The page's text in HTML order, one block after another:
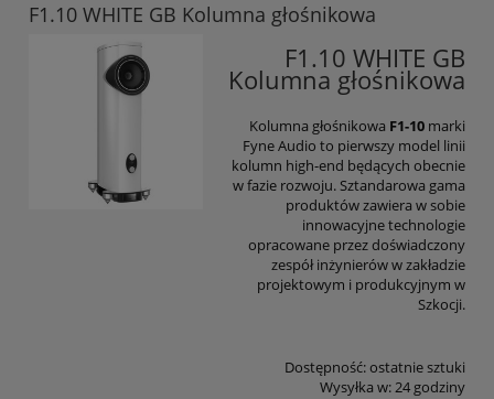
F1.10 WHITE GB Kolumna głośnikowa
F1.10 WHITE GB
Kolumna głośnikowa
Kolumna głośnikowa F1-10 marki
Fyne Audio to pierwszy model linii
kolumn high-end będących obecnie
w fazie rozwoju. Sztandarowa gama
produktów zawiera w sobie
innowacyjne technologie
opracowane przez doświadczony
zespół inżynierów w zakładzie
projektowym i produkcyjnym w
Szkocji.
Dostępność:ostatnie sztuki
Wysyłka w:24 godziny